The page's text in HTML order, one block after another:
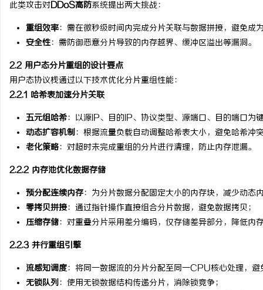
此类攻击对DDoS高防系统提出两大挑战：
重组效率：需在微秒级时间内完成分片关联与数据拼接，避免成
安全性：需防御恶意分片导致的内存越界、缓冲区溢出等漏洞。
2.2 用户态分片重组的设计要点
用户态协议栈通过以下技术优化分片重组性能：
2.2.1 哈希表加速分片关联
五元组哈希：以源IP、目的IP、协议类型、源端口、目的端口为
动态扩容机制：根据流量负载自动调整哈希表大小，避免哈希冲
老化策略：对超时未完成重组的分片进行清理，防止内存泄漏。
2.2.2 内存池优化数据存储
预分配连续内存：为分片数据分配固定大小的内存块，减少动态
零拷贝拼接：通过指针操作直接组合分片数据，避免数据拷贝；
压缩存储：对重叠分片采用差分编码，仅存储差异部分，降低内
2.2.3 并行重组引擎
流感知调度：将同一数据流的分片分配至同一CPU核心处理，避
无锁队列：使用无锁数据结构传递分片，消除锁竞争；